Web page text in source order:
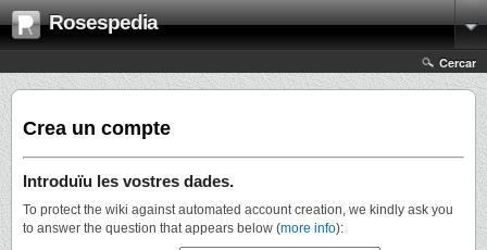
Rosespedia
Cercar
Crea un compte
Introduïu les vostres dades.
To protect the wiki against automated account creation, we kindly ask you
to answer the question that appears below (more info):